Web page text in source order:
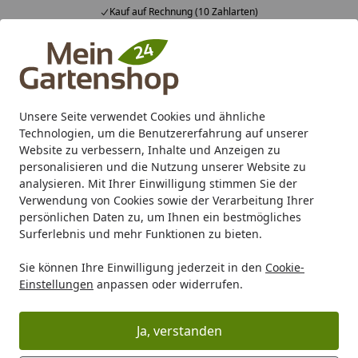
Unsere Seite verwendet Cookies und ähnliche
Technologien, um die Benutzererfahrung auf unserer
Website zu verbessern, Inhalte und Anzeigen zu
personalisieren und die Nutzung unserer Website zu
analysieren. Mit Ihrer Einwilligung stimmen Sie der
Verwendung von Cookies sowie der Verarbeitung Ihrer
persönlichen Daten zu, um Ihnen ein bestmögliches
Surferlebnis und mehr Funktionen zu bieten.
Sie können Ihre Einwilligung jederzeit in den Cookie-
Einstellungen anpassen oder widerrufen.
Ja, verstanden
Fachberatung & individuelle Angebote
Alle Produkte
Mein Konto
Suchen
Karibu Pools inkl. gratis Sandfilteranlage & Pool-
Starterset (Gesamtwert bis 468,99€)
Startseite
Gartenhaus Blockbohlenhaus Blockbohlenhaus
Blockbohlenhaus Wandstärke 14 -
21 mm
Ihre Artikelübersicht
Kategorien